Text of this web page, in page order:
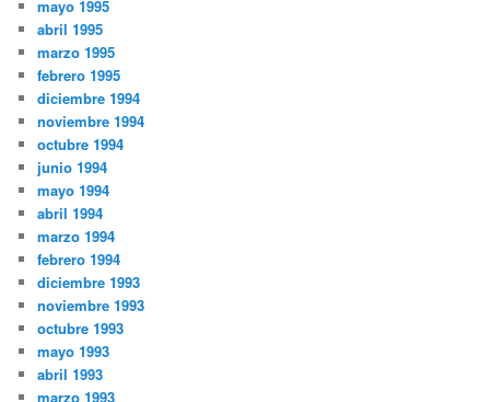
mayo 1995
abril 1995
marzo 1995
febrero 1995
diciembre 1994
noviembre 1994
octubre 1994
junio 1994
mayo 1994
abril 1994
marzo 1994
febrero 1994
diciembre 1993
noviembre 1993
octubre 1993
mayo 1993
abril 1993
marzo 1993